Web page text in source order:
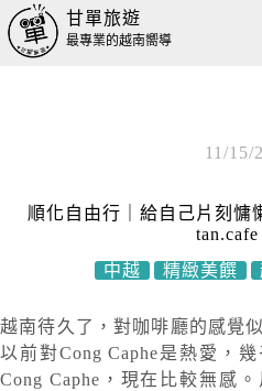
甘單旅遊
最專業的越南嚮導
11/15/
順化自由行｜給自己片刻慵
tan.cafe
中越
精緻美饌
越南待久了，對咖啡廳的感覺
以前對Cong Caphe是熱愛，
Cong Caphe，現在比較無感